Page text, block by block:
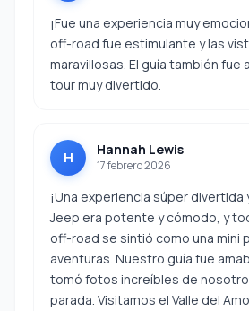
¡Fue una experiencia muy
off-road fue estimulante y las
maravillosas. El guía también fue
tour muy divertido.
H Hannah Lewis
17 febrero 2026
¡Una experiencia súper divertida
Jeep era potente y cómodo, y
off-road se sintió como una mini
aventuras. Nuestro guía fue
tomó fotos increíbles de
parada. Visitamos el Valle del